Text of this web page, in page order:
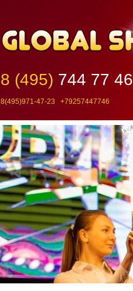
8 (495) 744 77 46
8(495)971-47-23 +79257447746